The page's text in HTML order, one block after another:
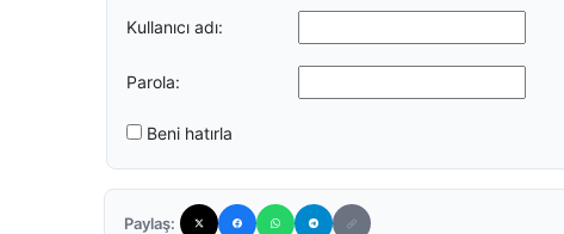
Kullanıcı adı:
Parola:
Beni hatırla
Paylaş: